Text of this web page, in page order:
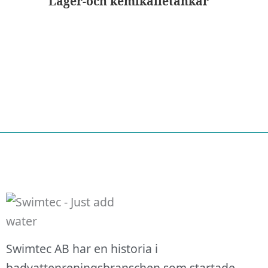
Swimtec AB har en historia i
Nödvändiga
Dessa kakor